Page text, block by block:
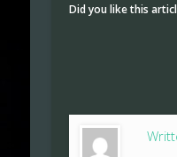
Did you like this